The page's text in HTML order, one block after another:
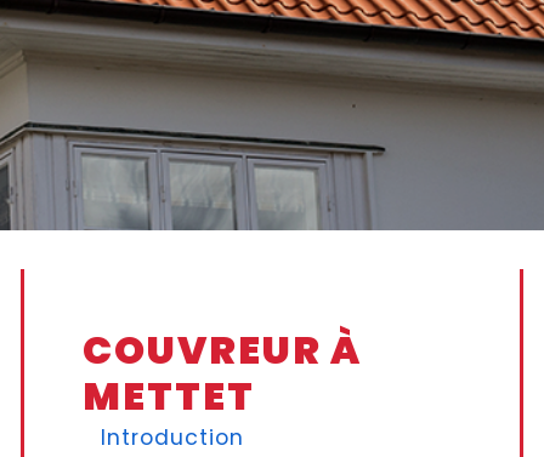
COUVREUR À
METTET
Introduction